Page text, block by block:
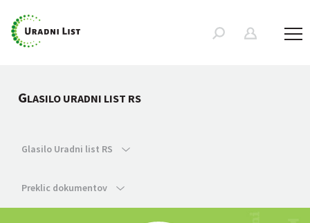
GLASILO URADNI LIST RS
Glasilo Uradni list RS
Preklic dokumentov